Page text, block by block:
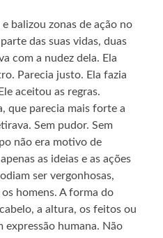
balizou zonas de ação no
das suas vidas, duas
com a nudez dela. Ela
Parecia justo. Ela fazia
aceitou as regras.
que parecia mais forte a
Sem pudor. Sem
não era motivo de
as ideias e as ações
ser vergonhosas,
homens. A forma do
a altura, os feitos ou
humana. Não